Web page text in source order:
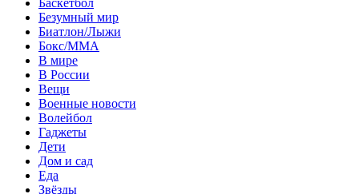
Баскетбол
Безумный мир
Биатлон/Лыжи
Бокс/MMA
В мире
В России
Вещи
Военные новости
Волейбол
Гаджеты
Дети
Дом и сад
Еда
Звёзды